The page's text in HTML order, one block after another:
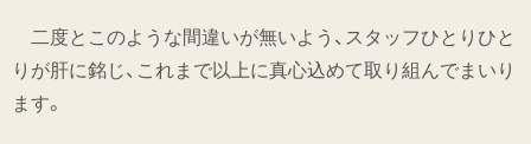
二度とこのような間違いが無いよう、スタッフひとりひと
りが肝に銘じ、これまで以上に真心込めて取り組んでまいり
ます。